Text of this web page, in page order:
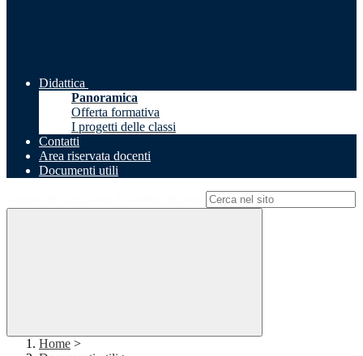
Didattica
Panoramica
Offerta formativa
I progetti delle classi
Contatti
Area riservata docenti
Documenti utili
Home >